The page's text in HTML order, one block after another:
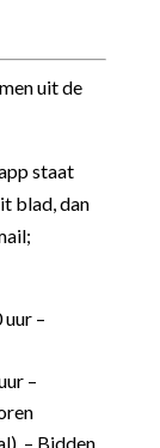
uit de
staat
blad,dan
–
–
– Bidden